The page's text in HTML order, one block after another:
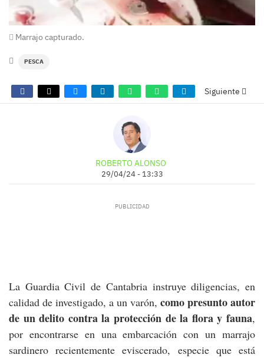
Marrajo capturado.
PESCA
Siguiente
ROBERTO ALONSO
29/04/24 - 13:33
La Guardia Civil de Cantabria instruye diligencias, en
calidad de investigado, a un varón, como presunto autor
de un delito contra la protección de la flora y fauna,
por encontrarse en una embarcación con un marrajo
sardinero recientemente eviscerado, especie que está